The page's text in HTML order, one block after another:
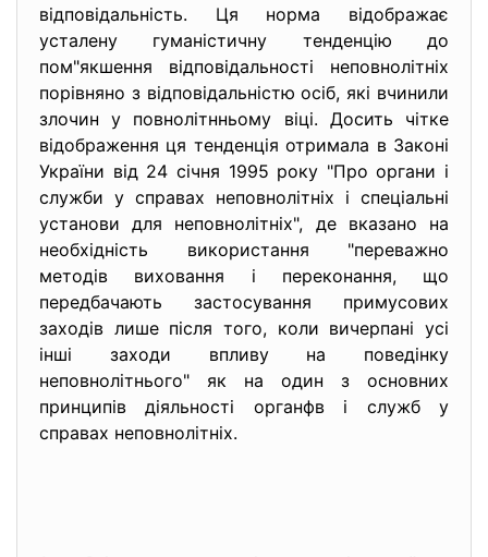
відповідальність. Ця норма відображає
усталену гуманістичну тенденцію до
пом"якшення відповідальності неповнолітніх
порівняно з відповідальністю осіб, які вчинили
злочин у повнолітнньому віці. Досить чітке
відображення ця тенденція отримала в Законі
України від 24 січня 1995 року "Про органи і
служби у справах неповнолітніх і спеціальні
установи для неповнолітніх", де вказано на
необхідність використання "переважно
методів виховання і переконання, що
передбачають застосування примусових
заходів лише після того, коли вичерпані усі
інші заходи впливу на поведінку
неповнолітнього" як на один з основних
принципів діяльності органфв і служб у
справах неповнолітніх.